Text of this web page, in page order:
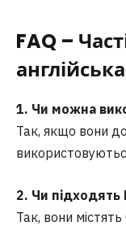
FAQ –
1. Чи можна
Так, якщо вони
2. Чи підходять
Так, вони